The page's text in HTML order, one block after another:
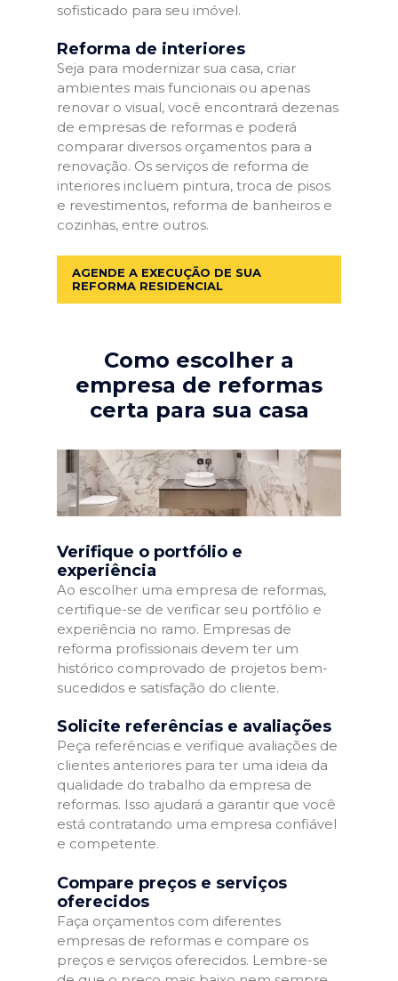
sofisticado para seu imóvel.
Reforma de interiores
Seja para modernizar sua casa, criar
ambientes mais funcionais ou apenas
renovar o visual, você encontrará dezenas
de empresas de reformas e poderá
comparar diversos orçamentos para a
renovação. Os serviços de reforma de
interiores incluem pintura, troca de pisos
e revestimentos, reforma de banheiros e
cozinhas, entre outros.
AGENDE A EXECUÇÃO DE SUA
REFORMA RESIDENCIAL
Como escolher a
empresa de reformas
certa para sua casa
Verifique o portfólio e
experiência
Ao escolher uma empresa de reformas,
certifique-se de verificar seu portfólio e
experiência no ramo. Empresas de
reforma profissionais devem ter um
histórico comprovado de projetos bem-
sucedidos e satisfação do cliente.
Solicite referências e avaliações
Peça referências e verifique avaliações de
clientes anteriores para ter uma ideia da
qualidade do trabalho da empresa de
reformas. Isso ajudará a garantir que você
está contratando uma empresa confiável
e competente.
Compare preços e serviços
oferecidos
Faça orçamentos com diferentes
empresas de reformas e compare os
preços e serviços oferecidos. Lembre-se